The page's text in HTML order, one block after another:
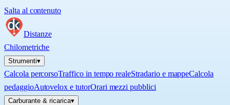
Salta al contenuto
Distanze
Chilometriche
Strumenti▾
Calcola percorsoTraffico in tempo realeStradario e mappeCalcola
pedaggioAutovelox e tutorOrari mezzi pubblici
Carburante & ricarica▾